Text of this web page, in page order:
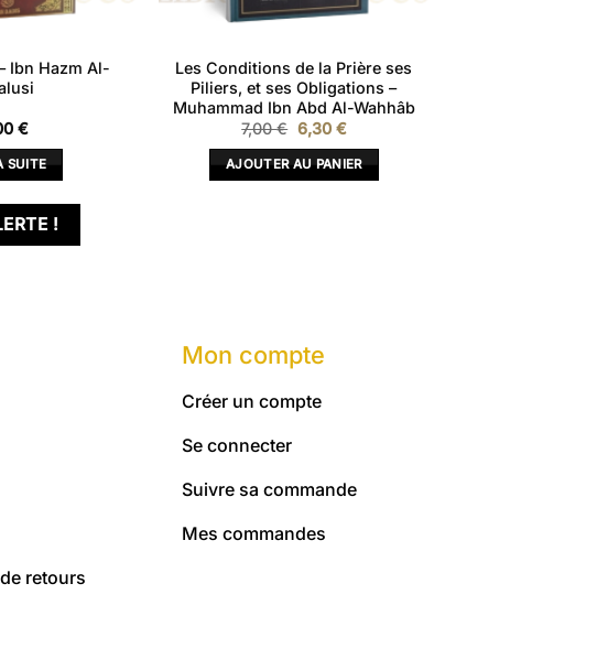
Ibn Hazm Al-
€
SUITE
!
Les Conditions de la Prière ses
Piliers, et ses Obligations –
Muhammad Ibn Abd Al-Wahhâb
7,00€ Le
prix
initial
était :
6,30 €Le
actuel
est :
AJOUTER AU PANIER
retours
Mon compte
Créer un compte
Se connecter
Suivre sa commande
Mes commandes